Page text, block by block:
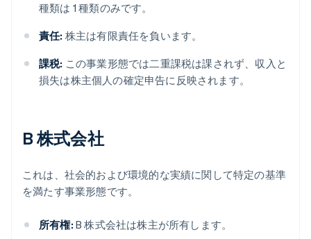
種類は 1 種類のみです。
責任: 株主は有限責任を負います。
課税: この事業形態では二重課税は課されず、収入と
損失は株主個人の確定申告に反映されます。
B 株式会社
これは、社会的および環境的な実績に関して特定の基準
を満たす事業形態です。
所有権: B 株式会社は株主が所有します。